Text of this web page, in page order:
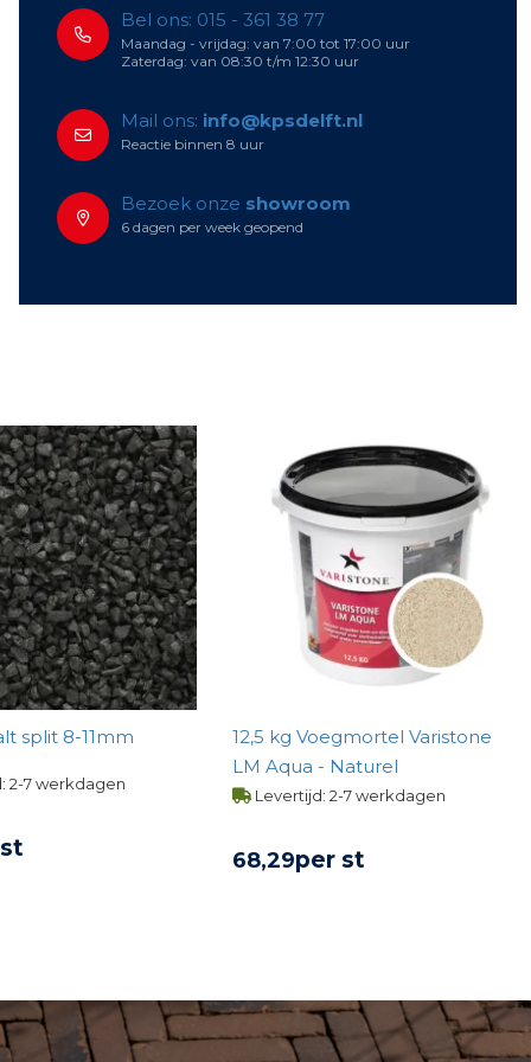
Bel ons: 015 - 361 38 77
Maandag - vrijdag: van 7:00 tot 17:00 uur
Zaterdag: van 08:30 t/m 12:30 uur
Mail ons: info@kpsdelft.nl
Reactie binnen 8 uur
Bezoek onze showroom
6 dagen per week geopend
split 8-11mm
2-7 werkdagen
12,5 kg Voegmortel Varistone
LM Aqua - Naturel
Levertijd: 2-7 werkdagen
68,29per st